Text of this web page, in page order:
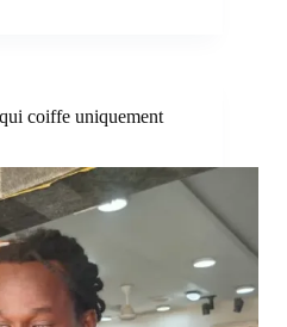
coiffe uniquement